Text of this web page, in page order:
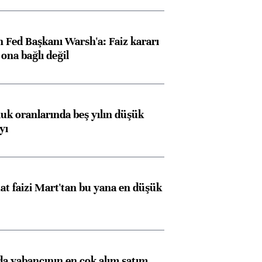
Başkanı Warsh'a: Faiz kararı
bağlı değil
oranlarında beş yılın düşük
faizi Mart'tan bu yana en düşük